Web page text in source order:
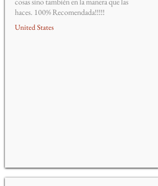
haces. 100% Recomendada!!!!!
United States